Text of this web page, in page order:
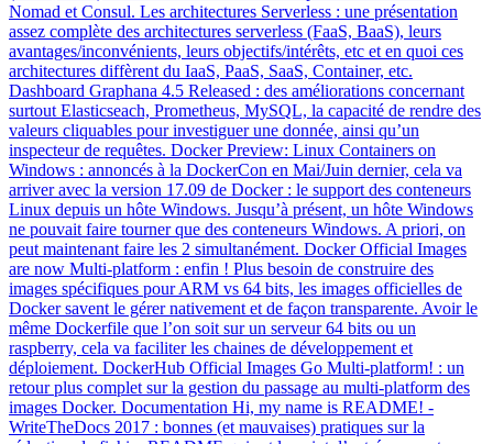
Nomad et Consul. Les architectures Serverless : une présentation
assez complète des architectures serverless (FaaS, BaaS), leurs
avantages/inconvénients, leurs objectifs/intérêts, etc et en quoi ces
architectures diffèrent du IaaS, PaaS, SaaS, Container, etc.
Dashboard Graphana 4.5 Released : des améliorations concernant
surtout Elasticseach, Prometheus, MySQL, la capacité de rendre des
valeurs cliquables pour investiguer une donnée, ainsi qu’un
inspecteur de requêtes. Docker Preview: Linux Containers on
Windows : annoncés à la DockerCon en Mai/Juin dernier, cela va
arriver avec la version 17.09 de Docker : le support des conteneurs
Linux depuis un hôte Windows. Jusqu’à présent, un hôte Windows
ne pouvait faire tourner que des conteneurs Windows. A priori, on
peut maintenant faire les 2 simultanément. Docker Official Images
are now Multi-platform : enfin ! Plus besoin de construire des
images spécifiques pour ARM vs 64 bits, les images officielles de
Docker savent le gérer nativement et de façon transparente. Avoir le
même Dockerfile que l’on soit sur un serveur 64 bits ou un
raspberry, cela va faciliter les chaines de développement et
déploiement. DockerHub Official Images Go Multi-platform! : un
retour plus complet sur la gestion du passage au multi-platform des
images Docker. Documentation Hi, my name is README! -
WriteTheDocs 2017 : bonnes (et mauvaises) pratiques sur la